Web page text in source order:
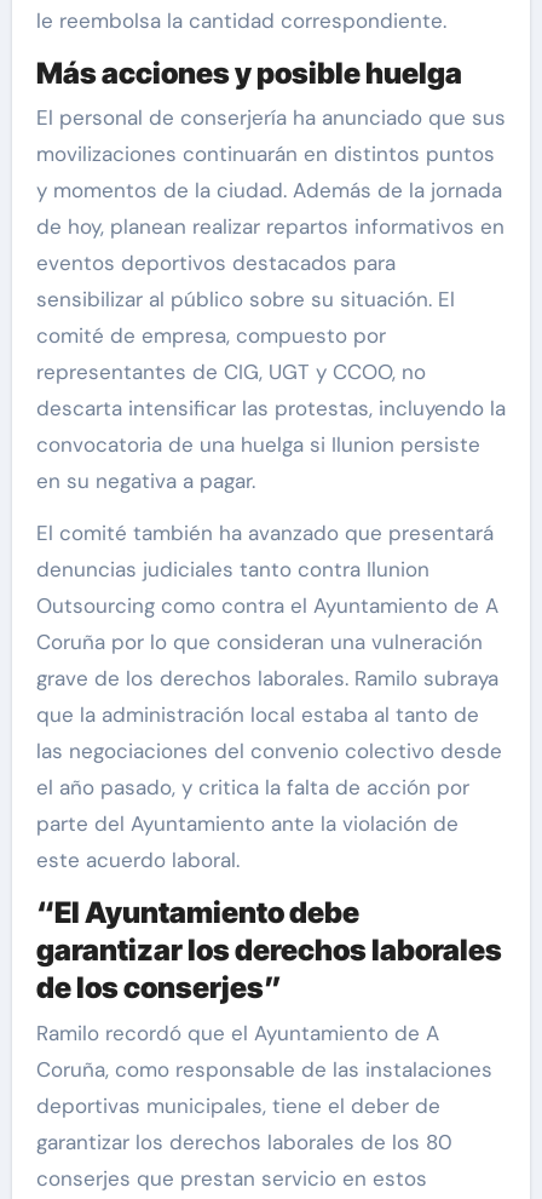
le reembolsa la cantidad correspondiente.
Más acciones y posible huelga
El personal de conserjería ha anunciado que sus
movilizaciones continuarán en distintos puntos
y momentos de la ciudad. Además de la jornada
de hoy, planean realizar repartos informativos en
eventos deportivos destacados para
sensibilizar al público sobre su situación. El
comité de empresa, compuesto por
representantes de CIG, UGT y CCOO, no
descarta intensificar las protestas, incluyendo la
convocatoria de una huelga si Ilunion persiste
en su negativa a pagar.
El comité también ha avanzado que presentará
denuncias judiciales tanto contra Ilunion
Outsourcing como contra el Ayuntamiento de A
Coruña por lo que consideran una vulneración
grave de los derechos laborales. Ramilo subraya
que la administración local estaba al tanto de
las negociaciones del convenio colectivo desde
el año pasado, y critica la falta de acción por
parte del Ayuntamiento ante la violación de
este acuerdo laboral.
“El Ayuntamiento debe
garantizar los derechos laborales
de los conserjes”
Ramilo recordó que el Ayuntamiento de A
Coruña, como responsable de las instalaciones
deportivas municipales, tiene el deber de
garantizar los derechos laborales de los 80
conserjes que prestan servicio en estos